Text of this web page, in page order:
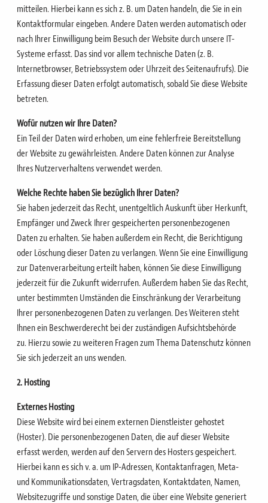
mitteilen. Hierbei kann es sich z. B. um Daten handeln, die Sie in ein
Kontaktformular eingeben. Andere Daten werden automatisch oder
nach Ihrer Einwilligung beim Besuch der Website durch unsere IT-
Systeme erfasst. Das sind vor allem technische Daten (z. B.
Internetbrowser, Betriebssystem oder Uhrzeit des Seitenaufrufs). Die
Erfassung dieser Daten erfolgt automatisch, sobald Sie diese Website
betreten.
Wofür nutzen wir Ihre Daten?
Ein Teil der Daten wird erhoben, um eine fehlerfreie Bereitstellung
der Website zu gewährleisten. Andere Daten können zur Analyse
Ihres Nutzerverhaltens verwendet werden.
Welche Rechte haben Sie bezüglich Ihrer Daten?
Sie haben jederzeit das Recht, unentgeltlich Auskunft über Herkunft,
Empfänger und Zweck Ihrergespeicherten personenbezogenen
Daten zu erhalten. Sie haben außerdem ein Recht, die Berichtigung
oderLöschung dieser Daten zu verlangen. Wenn Sie eine Einwilligung
zur Datenverarbeitung erteilt haben, können Sie diese Einwilligung
jederzeit für die Zukunft widerrufen. Außerdem haben Sie das Recht,
unterbestimmten Umständen die Einschränkung der Verarbeitung
Ihrer personenbezogenen Daten zu verlangen. Des Weiteren steht
Ihnen ein Beschwerderecht bei der zuständigen Aufsichtsbehörde
zu. Hierzu sowie zu weiteren Fragen zum Thema Datenschutz können
Sie sich jederzeit an uns wenden.
2. Hosting
Externes Hosting
Diese Website wird bei einem externen Dienstleister gehostet
(Hoster). Die personenbezogenen Daten, die auf dieser Website
erfasst werden, werden auf den Servern des Hosters gespeichert.
Hierbei kann es sich v. a. um IP-Adressen, Kontaktanfragen, Meta-
und Kommunikationsdaten, Vertragsdaten, Kontaktdaten, Namen,
Websitezugriffe und sonstige Daten, die über eine Website generiert